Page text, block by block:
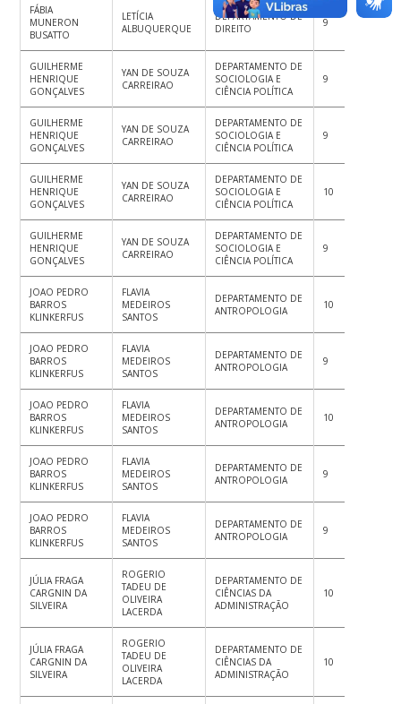
FÁBIA
MUNERON
BUSATTO
LETÍCIA
ALBUQUERQUE
DEPARTAMENTO DE
DIREITO
9 9
GUILHERME
HENRIQUE
GONÇALVES
YAN DE SOUZA
CARREIRAO
DEPARTAMENTO DE
SOCIOLOGIA E
CIÊNCIA POLÍTICA
9
GUILHERME
HENRIQUE
GONÇALVES
YAN DE SOUZA
CARREIRAO
DEPARTAMENTO DE
SOCIOLOGIA E
CIÊNCIA POLÍTICA
9
GUILHERME
HENRIQUE
GONÇALVES
YAN DE SOUZA
CARREIRAO
DEPARTAMENTO DE
SOCIOLOGIA E
CIÊNCIA POLÍTICA
10
GUILHERME
HENRIQUE
GONÇALVES
YAN DE SOUZA
CARREIRAO
DEPARTAMENTO DE
SOCIOLOGIA E
CIÊNCIA POLÍTICA
9
JOAO PEDRO
BARROS
KLINKERFUS
FLAVIA
MEDEIROS
SANTOS
DEPARTAMENTO DE
ANTROPOLOGIA
10
JOAO PEDRO
BARROS
KLINKERFUS
FLAVIA
MEDEIROS
SANTOS
DEPARTAMENTO DE
ANTROPOLOGIA
9
JOAO PEDRO
BARROS
KLINKERFUS
FLAVIA
MEDEIROS
SANTOS
DEPARTAMENTO DE
ANTROPOLOGIA
10
JOAO PEDRO
BARROS
KLINKERFUS
FLAVIA
MEDEIROS
SANTOS
DEPARTAMENTO DE
ANTROPOLOGIA
9
JOAO PEDRO
BARROS
KLINKERFUS
FLAVIA
MEDEIROS
SANTOS
DEPARTAMENTO DE
ANTROPOLOGIA
9
JÚLIA FRAGA
CARGNIN DA
SILVEIRA
ROGERIO
TADEU DE
OLIVEIRA
LACERDA
DEPARTAMENTO DE
CIÊNCIAS DA
ADMINISTRAÇÃO
10
JÚLIA FRAGA
CARGNIN DA
SILVEIRA
ROGERIO
TADEU DE
OLIVEIRA
LACERDA
DEPARTAMENTO DE
CIÊNCIAS DA
ADMINISTRAÇÃO
10